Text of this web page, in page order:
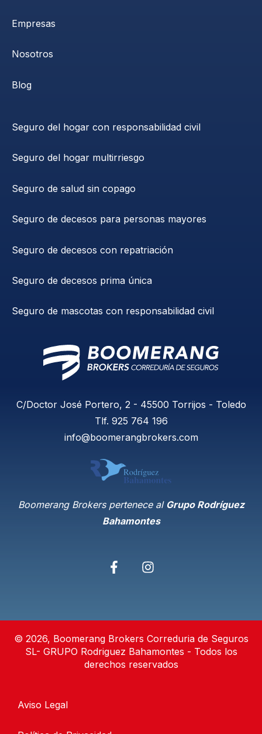
Empresas
Nosotros
Blog
Seguro del hogar con responsabilidad civil
Seguro del hogar multirriesgo
Seguro de salud sin copago
Seguro de decesos para personas mayores
Seguro de decesos con repatriación
Seguro de decesos prima única
Seguro de mascotas con responsabilidad civil
C/Doctor José Portero, 2 - 45500 Torrijos - Toledo
Tlf. 925 764 196
info@boomerangbrokers.com
Boomerang Brokers pertenece al Grupo Rodríguez
Bahamontes
© 2026, Boomerang Brokers Correduria de Seguros
SL- GRUPO Rodriguez Bahamontes - Todos los
derechos reservados
Aviso Legal